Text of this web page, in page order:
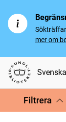
mer om
Filtrera